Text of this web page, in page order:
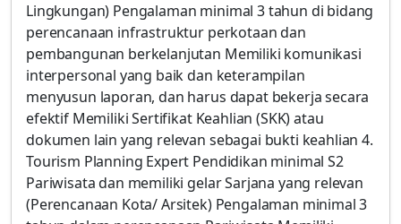
Lingkungan) Pengalaman minimal 3 tahun di bidang
perencanaan infrastruktur perkotaan dan
pembangunan berkelanjutan Memiliki komunikasi
interpersonal yang baik dan keterampilan
menyusun laporan, dan harus dapat bekerja secara
efektif Memiliki Sertifikat Keahlian (SKK) atau
dokumen lain yang relevan sebagai bukti keahlian 4.
Tourism Planning Expert Pendidikan minimal S2
Pariwisata dan memiliki gelar Sarjana yang relevan
(Perencanaan Kota/ Arsitek) Pengalaman minimal 3